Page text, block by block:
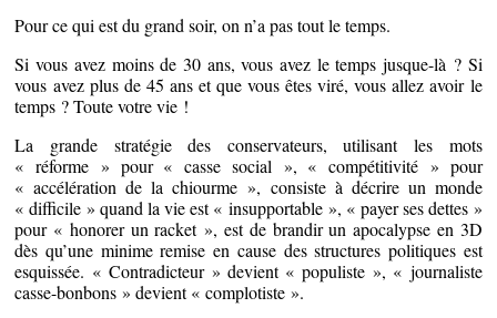
Pour ce qui est du grand soir, on n’a pas tout le temps.
Si vous avez moins de 30 ans, vous avez le temps jusque-là ? Si
vous avez plus de 45 ans et que vous êtes viré, vous allez avoir le
temps ? Toute votre vie !
La grande stratégie des conservateurs, utilisant les mots
« réforme » pour « casse social », « compétitivité » pour
« accélération de la chiourme », consiste à décrire un monde
« difficile » quand la vie est « insupportable », « payer ses dettes »
pour « honorer un racket », est de brandir un apocalypse en 3D
dès qu’une minime remise en cause des structures politiques est
esquissée. « Contradicteur » devient « populiste », « journaliste
casse-bonbons » devient « complotiste ».